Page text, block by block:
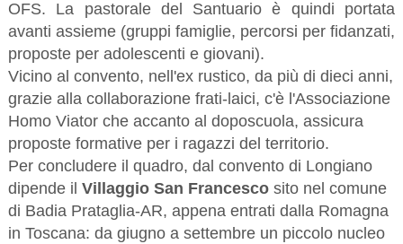
OFS. La pastorale del Santuario è quindi portata
avanti assieme (gruppi famiglie, percorsi per fidanzati,
proposte per adolescenti e giovani).
Vicino al convento, nell'ex rustico, da più di dieci anni,
grazie alla collaborazione frati-laici, c'è l'Associazione
Homo Viator che accanto al doposcuola, assicura
proposte formative per i ragazzi del territorio.
Per concludere il quadro, dal convento di Longiano
dipende il Villaggio San Francescosito nel comune
di Badia Prataglia-AR, appena entrati dalla Romagna
in Toscana: da giugno a settembre un piccolo nucleo